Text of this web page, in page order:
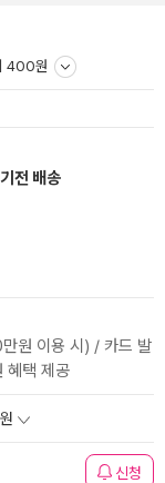
400원
전 배송
원 이용 시) / 카드 발
혜택 제공
신청